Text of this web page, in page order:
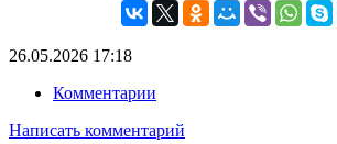
26.05.2026 17:18
Комментарии
Написать комментарий